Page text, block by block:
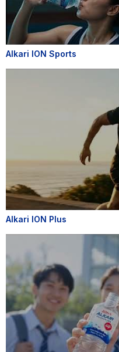
Alkari ION Sports
Alkari ION Plus